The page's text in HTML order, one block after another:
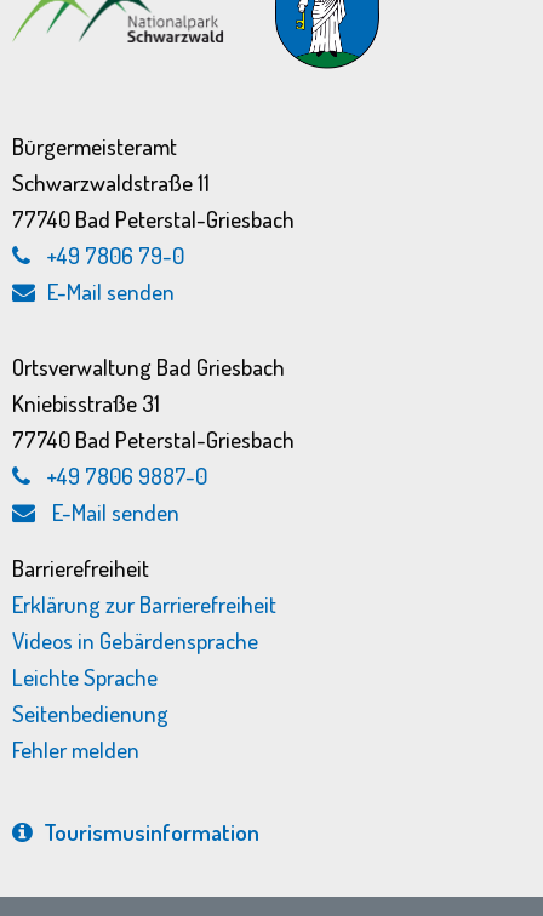
Bürgermeisteramt
Schwarzwaldstraße 11
77740 Bad Peterstal-Griesbach
+49 7806 79-0
E-Mail senden
Ortsverwaltung Bad Griesbach
Kniebisstraße 31
77740 Bad Peterstal-Griesbach
+49 7806 9887-0
E-Mail senden
Barrierefreiheit
Erklärung zur Barrierefreiheit
Videos in Gebärdensprache
Leichte Sprache
Seitenbedienung
Fehler melden
Tourismus­information